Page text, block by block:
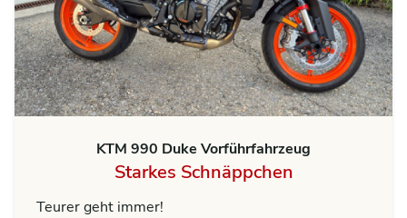
KTM 990 Duke Vorführfahrzeug
Starkes Schnäppchen
Teurer geht immer!